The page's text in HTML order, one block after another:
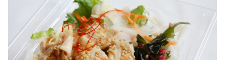
おすす
め食品
④味噌
汁